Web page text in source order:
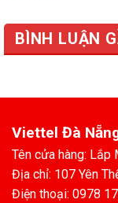
BÌNH LUẬN
Viettel Đà
Tên cửa hàng: Lắp
Địa chỉ: 107 Yên
Điện thoại: 0978